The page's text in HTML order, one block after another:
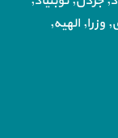
الهیه,